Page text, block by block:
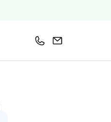
Bel onsMail ons